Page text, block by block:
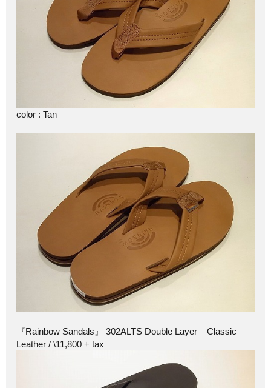
color : Tan
『Rainbow Sandals』 302ALTS Double Layer – Classic
Leather / \11,800 + tax